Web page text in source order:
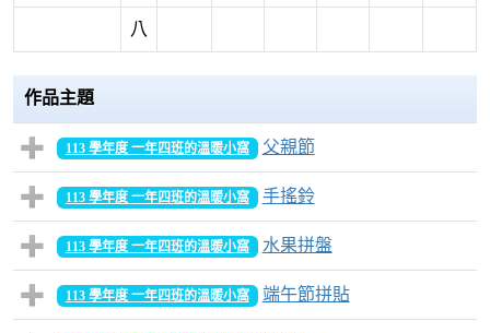
八
作品主題
113 學年度 一年四班的溫暖小窩 父親節
113 學年度 一年四班的溫暖小窩 手搖鈴
113 學年度 一年四班的溫暖小窩 水果拼盤
113 學年度 一年四班的溫暖小窩 端午節拼貼